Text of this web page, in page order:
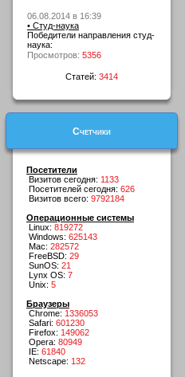
06.08.2014 в 16:39
• Студ-наука
Победители направления студ-
наука:
Просмотров: 5356
Статей: 3414
Счетчики
Посетители
Визитов сегодня: 1133
Посетителей сегодня: 626
Визитов всего: 9792184
Операционные системы
Linux: 819272
Windows: 625143
Mac: 282572
FreeBSD: 29
SunOS: 21
Lynx OS: 7
Unix: 5
Браузеры
Chrome: 1336053
Safari: 601230
Firefox: 149062
Opera: 80949
IE: 61840
Netscape: 132